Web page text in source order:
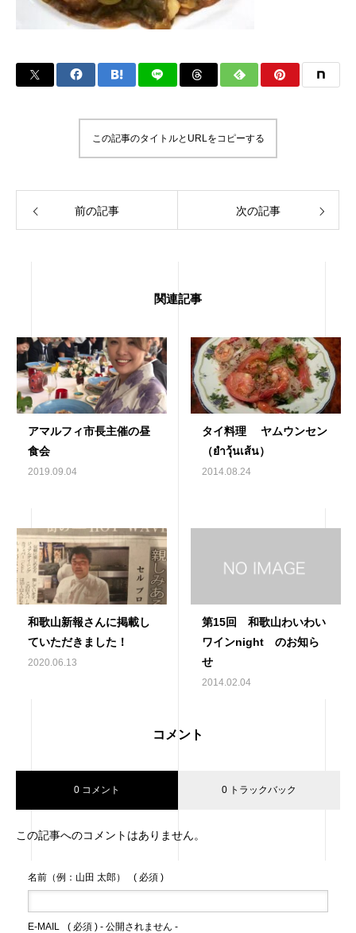
この記事のタイトルとURLをコピーする
前の記事 次の記事
関連記事
アマルフィ市長主催の昼
食会
2019.09.04
タイ料理 ヤムウンセン
（ยำวุ้นเส้น）
2014.08.24
和歌山新報さんに掲載し
ていただきました！
2020.06.13
第15回 和歌山わいわい
ワインnight のお知ら
せ
2014.02.04
コメント
0 コメント 0 トラックバック
この記事へのコメントはありません。
名前（例：山田 太郎） ( 必須 )
E-MAIL ( 必須 ) - 公開されません -